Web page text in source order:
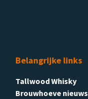
Belangrijke links
Tallwood Whisky
Brouwhoeve nieuws